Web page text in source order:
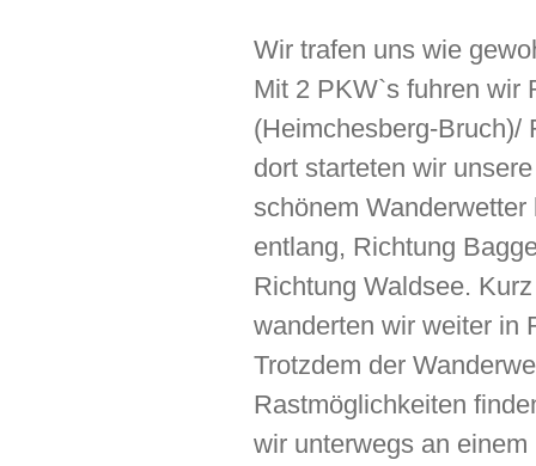
Wir trafen uns wie
Mit 2 PKW`s fuhren wir
(Heimchesberg-Bruch)/
dort starteten wir
schönem
entlang, Richtung
Richtung Waldsee.
wanderten wir weiter in
Trotzdem der
Rastmöglichkeiten
wir unterwegs an